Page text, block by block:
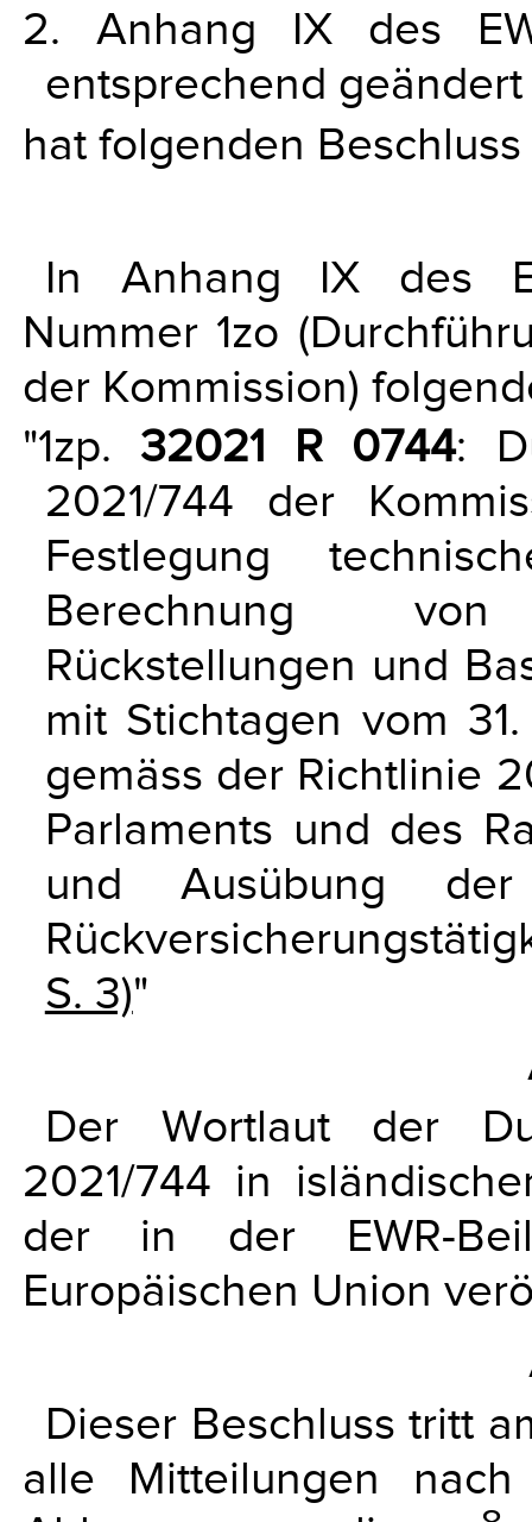
2. Anhang IX des
entsprechend
hat folgenden
In Anhang IX des
Nummer 1zo
der Kommission)
"1zp. 32021 R 0744:
2021/744 der
Festlegung
Berechnung von
Rückstellungen und
mit Stichtagen vom
gemäss der Richtlinie
Parlaments und des
und Ausübung
S. 3)"
Der Wortlaut der
2021/744 in
der in der EWR-
Europäischen Union
Dieser Beschluss tritt
alle Mitteilungen